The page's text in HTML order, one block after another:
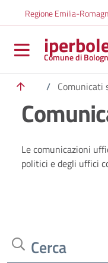
Regione Emilia-
Comune di
/ Comunicati
Le comunicazioni
politici e degli uffici
Cerca